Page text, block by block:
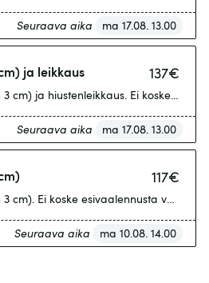
Seuraava aika ma 17.08. 13.00
ja leikkaus 137€
cm) ja hiustenleikkaus. Ei koske
Seuraava aika ma 17.08. 13.00
117€
cm). Ei koske esivaalennusta vaativia
Seuraava aika ma 10.08. 14.00